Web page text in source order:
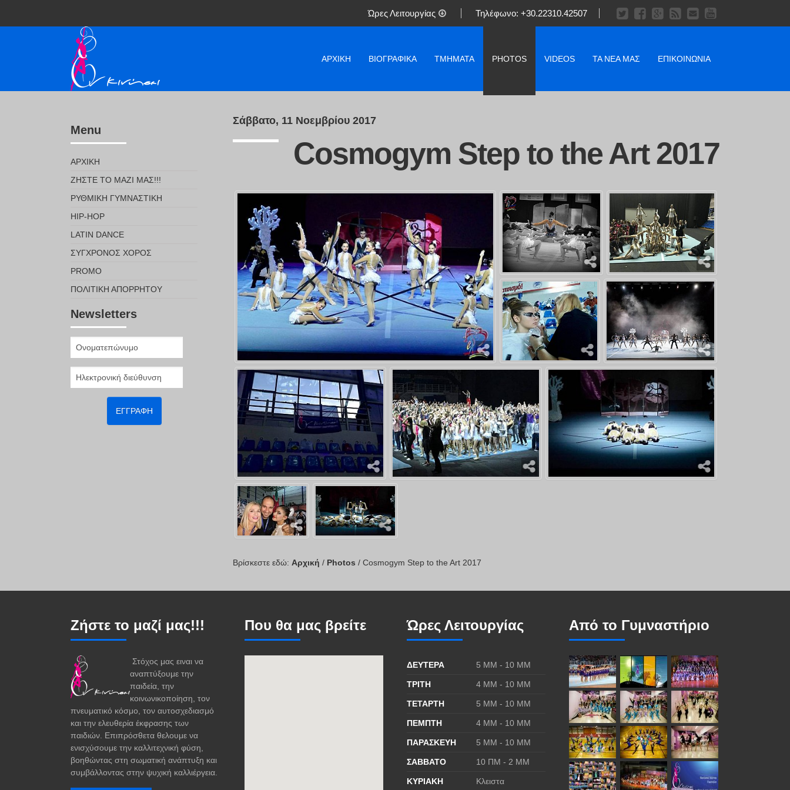
Ώρες Λειτουργίας Τηλέφωνο: +30.22310.42507
ΑΡΧΙΚΉ ΒΙΟΓΡΑΦΙΚΆ ΤΜΉΜΑΤΑ PHOTOS VIDEOS ΤΑ ΝΈΑ ΜΑΣ ΕΠΙΚΟΙΝΩΝΊΑ
Menu
ΑΡΧΙΚΉ
ΖΉΣΤΕ ΤΟ ΜΑΖΊ ΜΑΣ!!!
ΡΥΘΜΙΚΉ ΓΥΜΝΑΣΤΙΚΉ
HIP-HOP
LATIN DANCE
ΣΎΓΧΡΟΝΟΣ ΧΟΡΌΣ
PROMO
ΠΟΛΙΤΙΚΉ ΑΠΟΡΡΉΤΟΥ
Newsletters
Σάββατο, 11 Νοεμβρίου 2017
Cosmogym Step to the Art 2017
Βρίσκεστε εδώ: Αρχική / Photos / Cosmogym Step to the Art 2017
Ζήστε το μαζί μας!!!
Στόχος μας ειναι να
αναπτύξουμε την
παιδεία, την
κοινωνικοποίηση, τον
πνευματικό κόσμο, τον αυτοσχεδιασμό
και την ελευθερία έκφρασης των
παιδιών. Επιπρόσθετα θελουμε να
ενισχύσουμε την καλλιτεχνική φύση,
βοηθώντας στη σωματική ανάπτυξη και
συμβάλλοντας στην ψυχική καλλιέργεια.
Που θα μας βρείτε Ώρες Λειτουργίας
ΔΕΥΤΕΡΑ 5 MΜ - 10 ΜΜ
ΤΡΙΤΗ 4 MΜ - 10 ΜΜ
ΤΕΤΑΡΤΗ 5 MΜ - 10 ΜΜ
ΠΕΜΠΤΗ 4 MΜ - 10 ΜΜ
ΠΑΡΑΣΚΕΥΗ 5 MΜ - 10 ΜΜ
ΣΑΒΒΑΤΟ 10 ΠΜ - 2 ΜΜ
ΚΥΡΙΑΚΗ Κλειστα
Από το Γυμναστήριο